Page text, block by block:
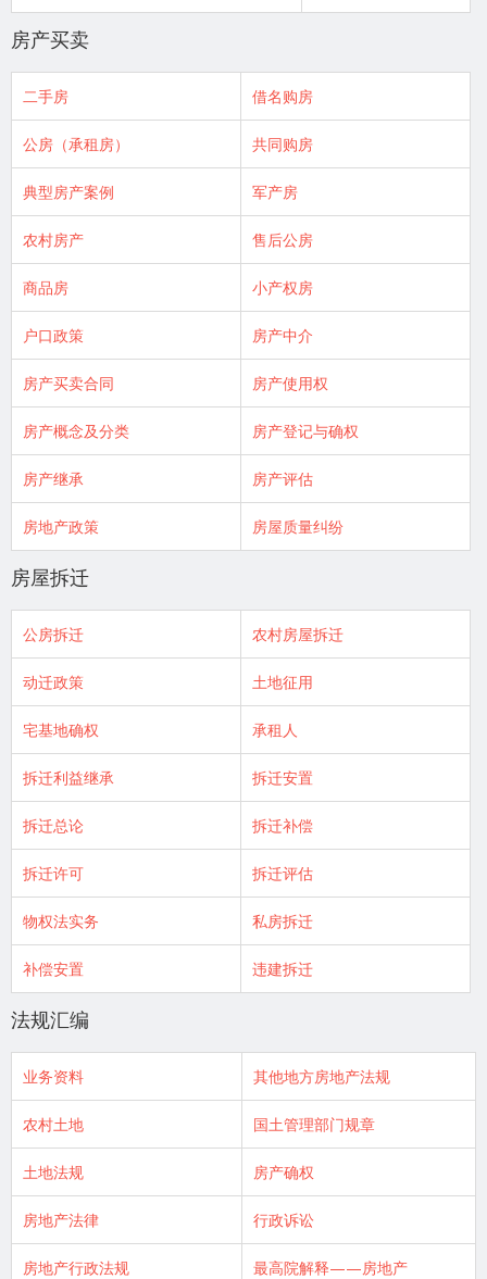
房产买卖
二手房 借名购房
公房（承租房） 共同购房
典型房产案例 军产房
农村房产 售后公房
商品房 小产权房
户口政策 房产中介
房产买卖合同 房产使用权
房产概念及分类 房产登记与确权
房产继承 房产评估
房地产政策 房屋质量纠纷
房屋拆迁
公房拆迁 农村房屋拆迁
动迁政策 土地征用
宅基地确权 承租人
拆迁利益继承 拆迁安置
拆迁总论 拆迁补偿
拆迁许可 拆迁评估
物权法实务 私房拆迁
补偿安置 违建拆迁
法规汇编
业务资料 其他地方房地产法规
农村土地 国土管理部门规章
土地法规 房产确权
房地产法律 行政诉讼
房地产行政法规 最高院解释——房地产